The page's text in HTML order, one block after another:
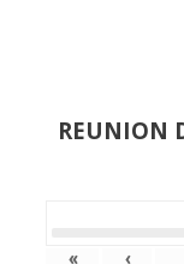
REUNION
« ‹